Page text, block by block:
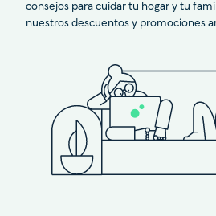
consejos para cuidar tu hogar y tu
nuestros descuentos y promociones